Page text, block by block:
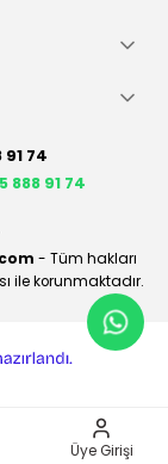
74
888 91 74
- Tüm hakları
ile korunmaktadır.
Üye Girişi